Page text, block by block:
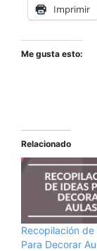
Imprimir
Me gusta esto:
Relacionado
Recopilación de
Para Decorar